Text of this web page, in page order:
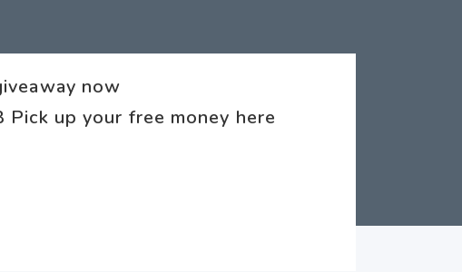
now
up your free money here